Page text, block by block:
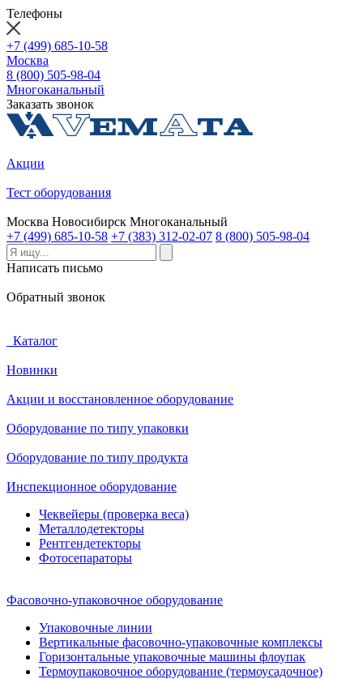
Телефоны
+7 (499) 685-10-58
Москва
8 (800) 505-98-04
Многоканальный
Заказать звонок
Акции
Тест оборудования
Москва Новосибирск Многоканальный
+7 (499) 685-10-58 +7 (383) 312-02-07 8 (800) 505-98-04
Написать письмо
Обратный звонок
Каталог
Новинки
Акции и восстановленное оборудование
Оборудование по типу упаковки
Оборудование по типу продукта
Инспекционное оборудование
Чеквейеры (проверка веса)
Металлодетекторы
Рентгендетекторы
Фотосепараторы
Фасовочно-упаковочное оборудование
Упаковочные линии
Вертикальные фасовочно-упаковочные комплексы
Горизонтальные упаковочные машины флоупак
Термоупаковочное оборудование (термоусадочное)